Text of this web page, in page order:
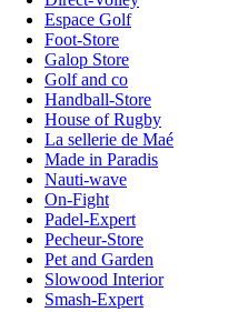
Espace Golf
Foot-Store
Galop Store
Golf and co
Handball-Store
House of Rugby
La sellerie de Maé
Made in Paradis
Nauti-wave
On-Fight
Padel-Expert
Pecheur-Store
Pet and Garden
Slowood Interior
Smash-Expert